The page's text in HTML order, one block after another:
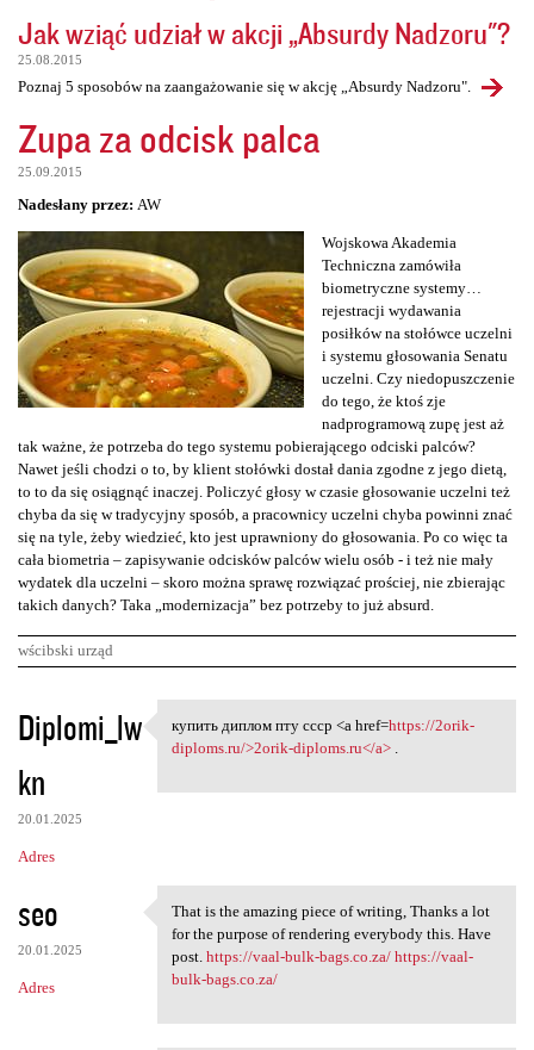
Jak wziąć udział w akcji „Absurdy Nadzoru"?
25.08.2015
Poznaj 5 sposobów na zaangażowanie się w akcję „Absurdy Nadzoru".
Zupa za odcisk palca
25.09.2015
Nadesłany przez: AW
Wojskowa Akademia
Techniczna zamówiła
biometryczne systemy…
rejestracji wydawania
posiłków na stołówce uczelni
i systemu głosowania Senatu
uczelni. Czy niedopuszczenie
do tego, że ktoś zje
nadprogramową zupę jest aż
tak ważne, że potrzeba do tego systemu pobierającego odciski palców?
Nawet jeśli chodzi o to, by klient stołówki dostał dania zgodne z jego dietą,
to to da się osiągnąć inaczej. Policzyć głosy w czasie głosowanie uczelni też
chyba da się w tradycyjny sposób, a pracownicy uczelni chyba powinni znać
się na tyle, żeby wiedzieć, kto jest uprawniony do głosowania. Po co więc ta
cała biometria – zapisywanie odcisków palców wielu osób - i też nie mały
wydatek dla uczelni – skoro można sprawę rozwiązać prościej, nie zbierając
takich danych? Taka „modernizacja” bez potrzeby to już absurd.
wścibski urząd
K
o
m
e
n
a
r
z
Diplomi_lw
kn
20.01.2025
Adres
купить диплом пту ссср <a
купить диплом пту ссср <a href=https://2orik-
diploms.ru/>2orik-diploms.ru</a>.
seo
20.01.2025
Adres
That is the amazing piece of
That is the amazing piece of writing, Thanks a lot
for the purpose of rendering everybody this. Have
post. https://vaal-bulk-bags.co.za/ https://vaal-
bulk-bags.co.za/